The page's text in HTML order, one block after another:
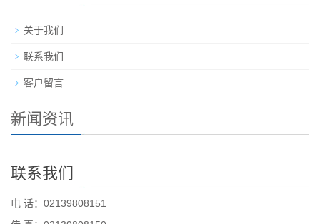
关于我们
联系我们
客户留言
新闻资讯
联系我们
电 话：02139808151